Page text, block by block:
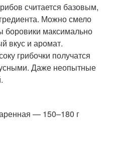
считается базовым,
Можно смело
боровики максимально
вкус и аромат.
грибочки получатся
Даже неопытные
— 150–180 г